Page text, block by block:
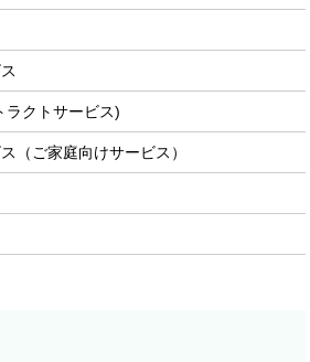
ラクトサービス)
（ご家庭向けサービス）